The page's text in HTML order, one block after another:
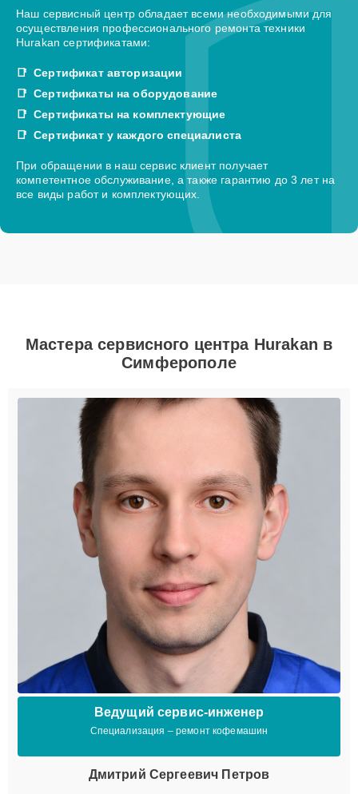
Наш сервисный центр обладает всеми необходимыми для
осуществления профессионального ремонта техники
Hurakan сертификатами:
Сертификат авторизации
Сертификаты на оборудование
Сертификаты на комплектующие
Сертификат у каждого специалиста
При обращении в наш сервис клиент получает
компетентное обслуживание, а также гарантию до 3 лет на
все виды работ и комплектующих.
Мастера сервисного центра Hurakan в
Симферополе
Ведущий сервис-инженер
Специализация – ремонт кофемашин
Дмитрий Сергеевич Петров